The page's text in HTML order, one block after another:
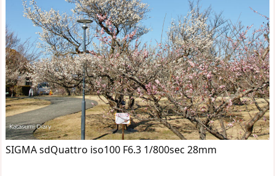
SIGMA sdQuattro iso100 F6.3 1/800sec 28mm